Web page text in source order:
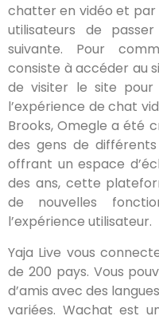
chatter en vidéo et
utilisateurs de
suivante. Pour
consiste à accéder au
de visiter le site pour
l’expérience de chat
Brooks, Omegle a été
des gens de
offrant un espace
des ans, cette
de nouvelles
l’expérience utilisateur.
Yaja Live vous
de 200 pays. Vous
d’amis avec des
variées. Wachat est